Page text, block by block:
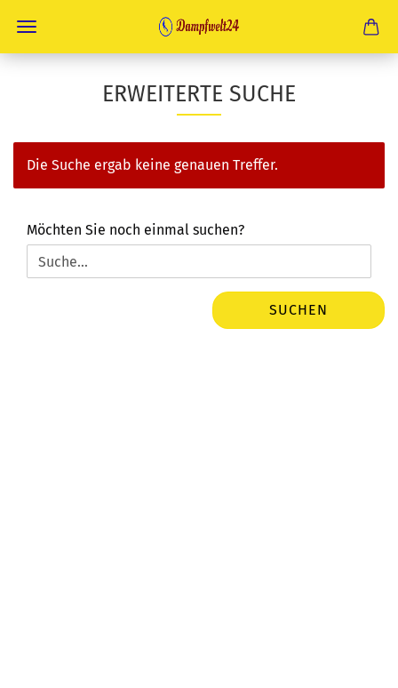
ERWEITERTE SUCHE
Die Suche ergab keine genauen Treffer.
MÖCHTEN
SIE
NOCH
Möchten Sie noch einmal suchen?
SUCHEN